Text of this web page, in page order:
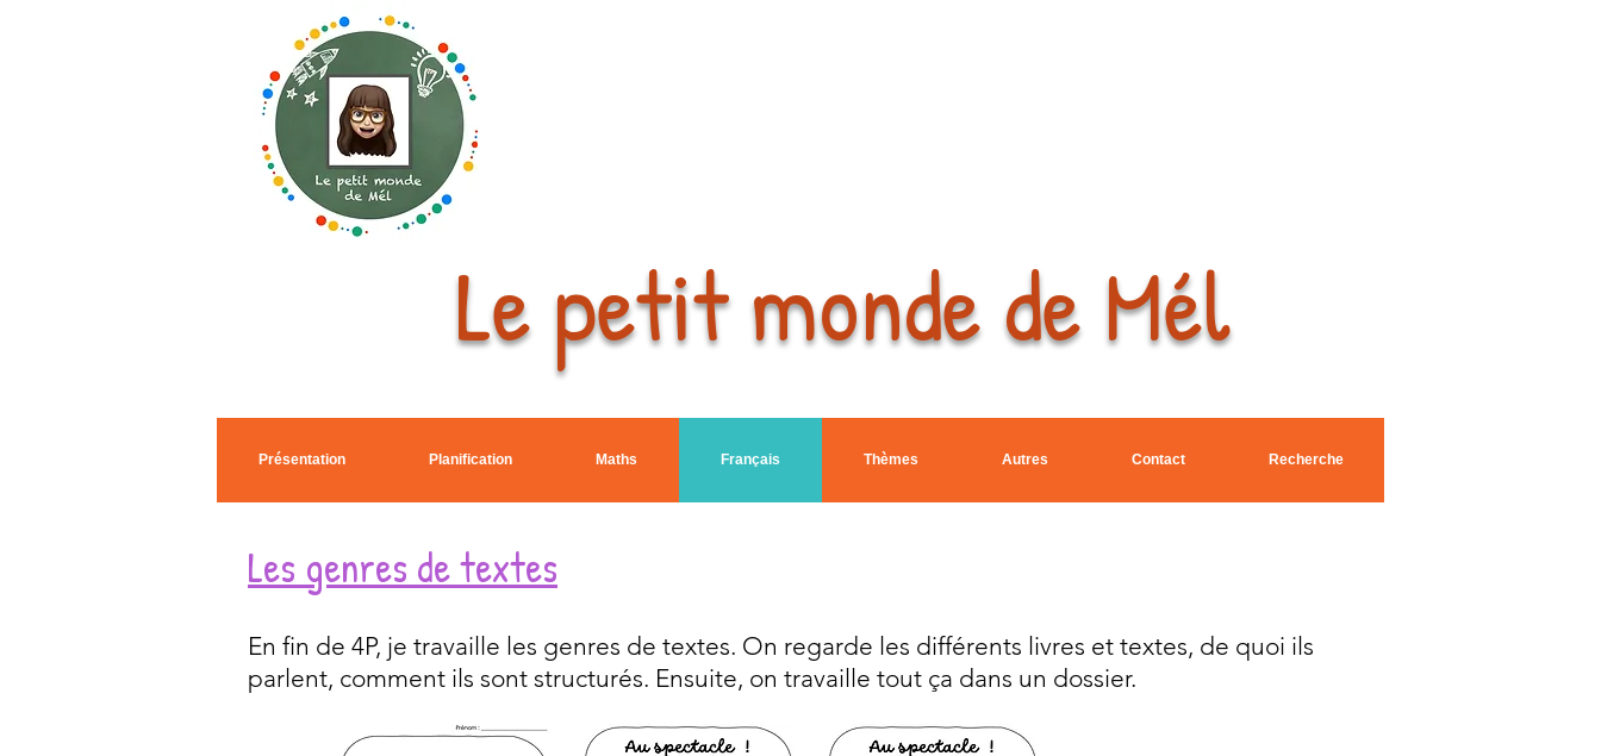
Le petit monde de Mél
Présentation Planification Maths Français Thèmes Autres Contact Recherche
Les genres de textes
En fin de 4P, je travaille les genres de textes. On regarde les différents livres et textes, de quoi ils
parlent, comment ils sont structurés. Ensuite, on travaille tout ça dans un dossier.